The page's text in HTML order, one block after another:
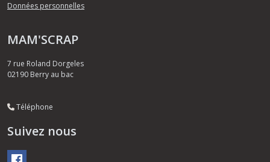
Données personnelles
MAM'SCRAP
7 rue Roland Dorgeles
02190 Berry au bac
Téléphone
Suivez nous